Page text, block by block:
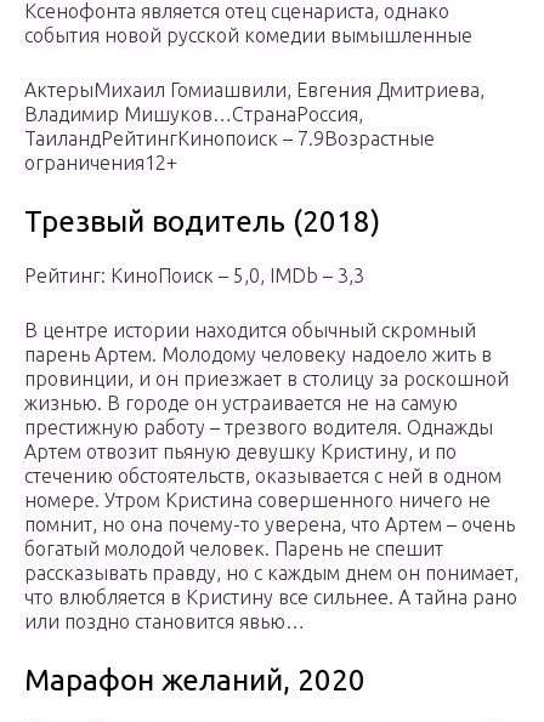
Ксенофонта является отец сценариста, однако
события новой русской комедии вымышленные
АктерыМихаил Гомиашвили, Евгения Дмитриева,
Владимир Мишуков…СтранаРоссия,
ТаиландРейтингКинопоиск – 7.9Возрастные
ограничения12+
Трезвый водитель (2018)
Рейтинг: КиноПоиск – 5,0, IMDb – 3,3
В центре истории находится обычный скромный
парень Артем. Молодому человеку надоело жить в
провинции, и он приезжает в столицу за роскошной
жизнью. В городе он устраивается не на самую
престижную работу – трезвого водителя. Однажды
Артем отвозит пьяную девушку Кристину, и по
стечению обстоятельств, оказывается с ней в одном
номере. Утром Кристина совершенного ничего не
помнит, но она почему-то уверена, что Артем – очень
богатый молодой человек. Парень не спешит
рассказывать правду, но с каждым днем он понимает,
что влюбляется в Кристину все сильнее. А тайна рано
или поздно становится явью…
Марафон желаний, 2020